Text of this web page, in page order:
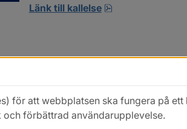
Länk till kallelse pdf, 5.3 MB,
för att webbplatsen ska fungera på
förbättrad användarupplevelse.